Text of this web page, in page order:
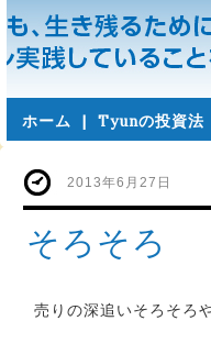
ホーム | Tyunの投資法
2013年6月27日
そろそろ
売りの深追いそろそろ